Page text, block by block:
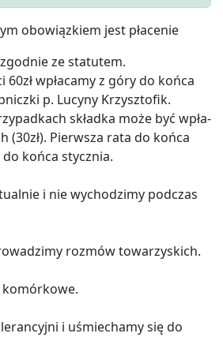
obowiązkiem jest płacenie
ze statutem.
60zł wpłacamy z góry do końca
p. Lucyny Krzysztofik.
składka może być wpła-
(30zł). Pierwsza rata do końca
końca stycznia.
i nie wychodzimy podczas
rozmów towarzyskich.
komórkowe.
i uśmiechamy się do